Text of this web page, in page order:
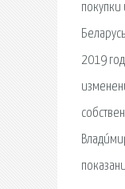
покупки
2019